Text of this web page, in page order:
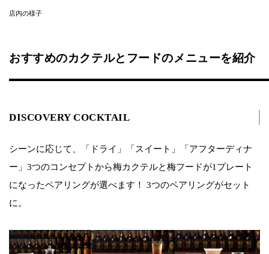
店内の様子
おすすめのカクテルとフードのメニューを紹介
DISCOVERY COCKTAIL
シーンに応じて、「ドライ」「スイート」「アフターディナ
ー」3つのコンセプトから梅カクテルと梅フードが1プレート
になったペアリングが選べます！ 3つのペアリングがセット
に。